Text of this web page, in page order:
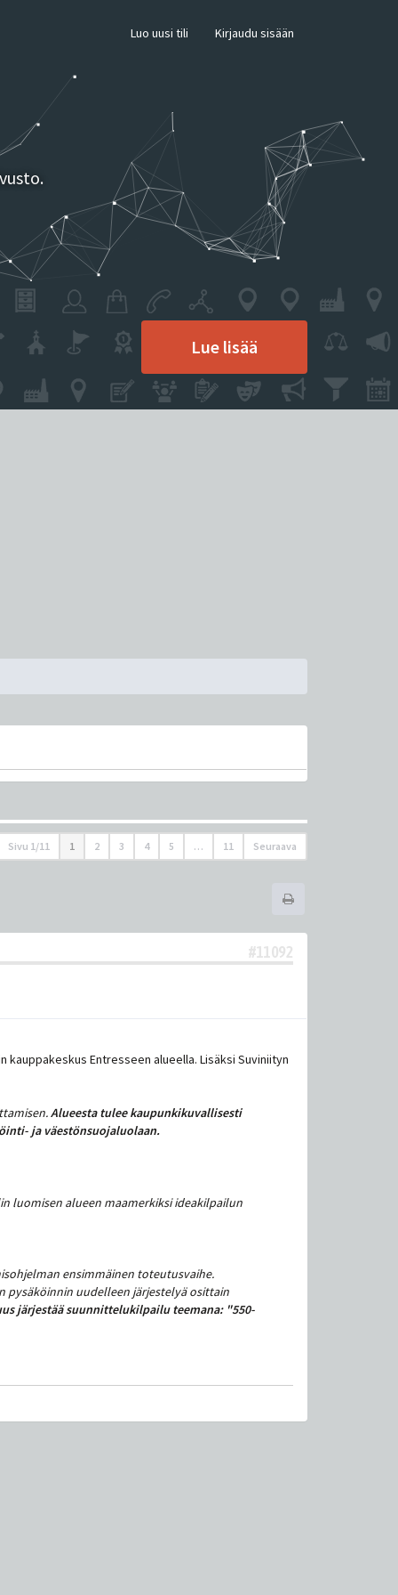
Luo uusi tili Kirjaudu sisään
Lue lisää
Sivu 1 /11 1 2 3 4 5 … 11 Seuraava
#11092
Entresseen alueella. Lisäksi Suviniityn
Alueesta tulee kaupunkikuvallisesti
ja väestönsuojaluolaan.
luomisen alueen maamerkiksi ideakilpailun
ensimmäinen toteutusvaihe.
pysäköinnin uudelleen järjestelyä osittain
järjestää suunnittelukilpailu teemana: "550-